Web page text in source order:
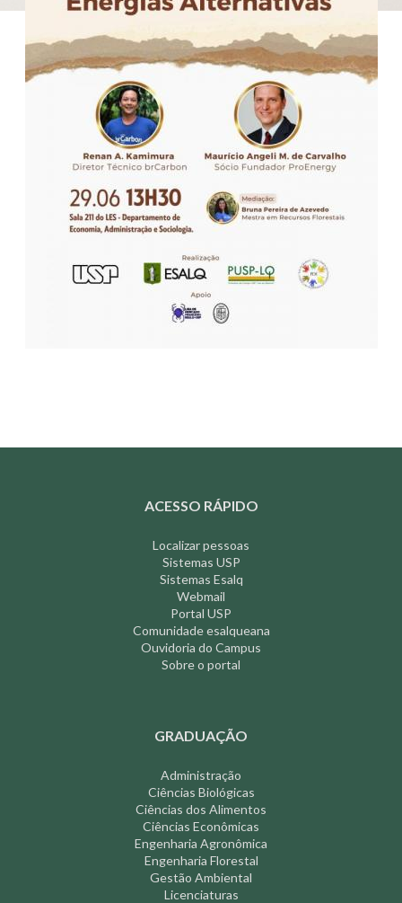
ACESSO RÁPIDO
Localizar pessoas
Sistemas USP
Sistemas Esalq
Webmail
Portal USP
Comunidade esalqueana
Ouvidoria do Campus
Sobre o portal
GRADUAÇÃO
Administração
Ciências Biológicas
Ciências dos Alimentos
Ciências Econômicas
Engenharia Agronômica
Engenharia Florestal
Gestão Ambiental
Licenciaturas